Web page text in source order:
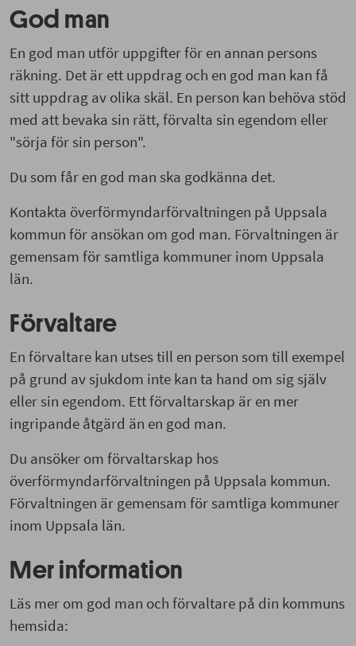
God man
En god man utför uppgifter för en annan persons
räkning. Det är ett uppdrag och en god man kan få
sitt uppdrag av olika skäl. En person kan behöva stöd
med att bevaka sin rätt, förvalta sin egendom eller
"sörja för sin person".
Du som får en god man ska godkänna det.
Kontakta överförmyndarförvaltningen på Uppsala
kommun för ansökan om god man. Förvaltningen är
gemensam för samtliga kommuner inom Uppsala
län.
Förvaltare
En förvaltare kan utses till en person som till exempel
på grund av sjukdom inte kan ta hand om sig själv
eller sin egendom. Ett förvaltarskap är en mer
ingripande åtgärd än en god man.
Du ansöker om förvaltarskap hos
överförmyndarförvaltningen på Uppsala kommun.
Förvaltningen är gemensam för samtliga kommuner
inom Uppsala län.
Mer information
Läs mer om god man och förvaltare på din kommuns
hemsida: